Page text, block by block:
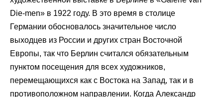
Die-men» в 1922 году. В это время в столице
Германии обосновалось значительное число
выходцев из России и других стран Восточной
Европы, так что Берлин считался обязательным
пунктом посещения для всех художников,
перемещающихся как с Востока на Запад, так и в
противоположном направлении. Когда Александр